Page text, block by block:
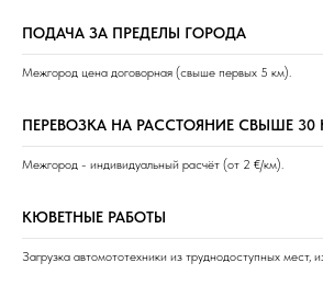
ПОДАЧА ЗА ПРЕДЕЛЫ ГОРОДА
Межгород цена договорная (свыше первых 5 км).
ПЕРЕВОЗКА НА РАССТОЯНИЕ СВЫШЕ 30
Межгород - индивидуальный расчёт (от 2 €/км).
КЮВЕТНЫЕ РАБОТЫ
Загрузка автомототехники из труднодоступных мест,